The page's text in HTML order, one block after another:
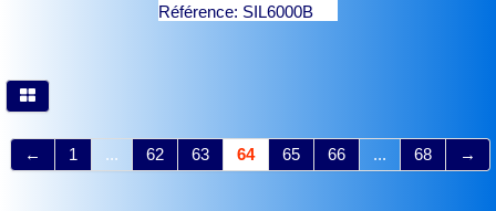
Référence: SIL6000B
← 1 ... 62 63 64 65 66 ... 68 →